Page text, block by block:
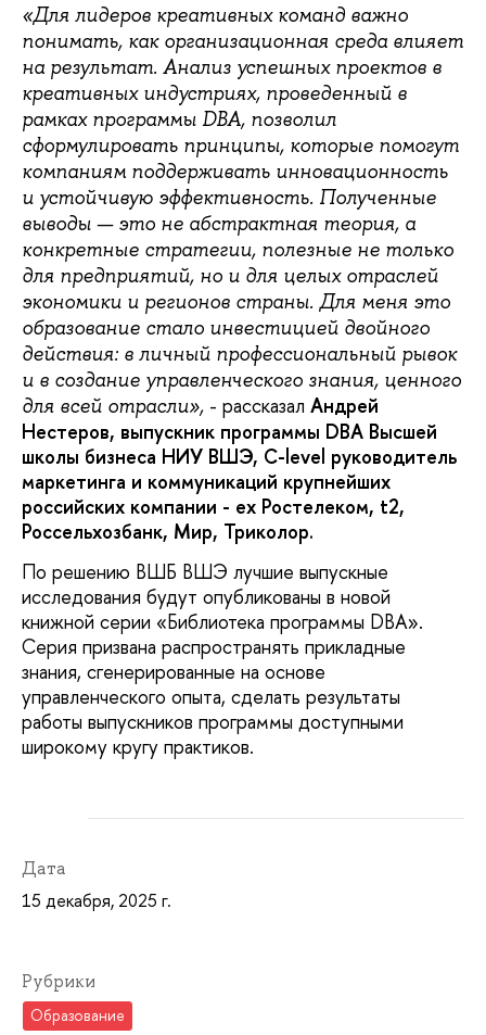
«Для лидеров креативных команд важно
понимать, как организационная среда влияет
на результат. Анализ успешных проектов в
креативных индустриях, проведенный в
рамках программы DBA, позволил
сформулировать принципы, которые помогут
компаниям поддерживать инновационность
и устойчивую эффективность. Полученные
выводы — это не абстрактная теория, а
конкретные стратегии, полезные не только
для предприятий, но и для целых отраслей
экономики и регионов страны. Для меня это
образование стало инвестицией двойного
действия: в личный профессиональный рывок
и в создание управленческого знания, ценного
для всей отрасли», - рассказал Андрей
Нестеров, выпускник программы DBA Высшей
школы бизнеса НИУ ВШЭ, C-level руководитель
маркетинга и коммуникаций крупнейших
российских компании - ex Ростелеком, t2,
Россельхозбанк, Мир, Триколор.
По решению ВШБ ВШЭ лучшие выпускные
исследования будут опубликованы в новой
книжной серии «Библиотека программы DBA».
Серия призвана распространять прикладные
знания, сгенерированные на основе
управленческого опыта, сделать результаты
работы выпускников программы доступными
широкому кругу практиков.
Дата
15 декабря, 2025 г.
Рубрики
Образование